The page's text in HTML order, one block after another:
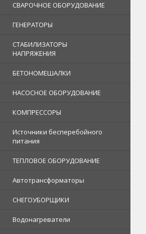
СВАРОЧНОЕ ОБОРУДОВАНИЕ
ГЕНЕРАТОРЫ
СТАБИЛИЗАТОРЫ
НАПРЯЖЕНИЯ
БЕТОНОМЕШАЛКИ
НАСОСНОЕ ОБОРУДОВАНИЕ
КОМПРЕССОРЫ
Источники бесперебойного
питания
ТЕПЛОВОЕ ОБОРУДОВАНИЕ
Автотрансформаторы
СНЕГОУБОРЩИКИ
Водонагреватели